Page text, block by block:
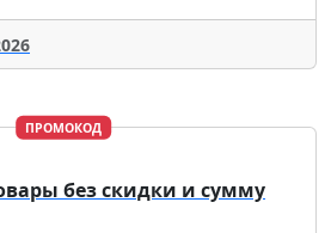
ПРОМОКОД
без скидки и сумму